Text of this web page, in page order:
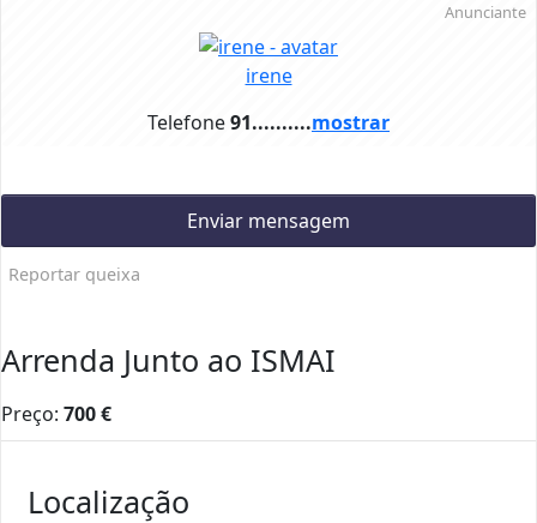
Telefone91..........mostrar
Anunciante
irene
Enviar mensagem
Reportar queixa
Arrenda Junto ao ISMAI
Preço: 700€
Localização